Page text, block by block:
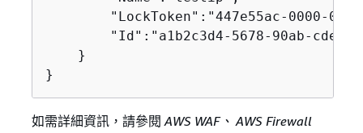
"LockToken":"447e55ac-0000-
"Id":"a1b2c3d4-5678-90ab-cdef-
    }
}
如需詳細資訊，請參閱 AWS WAF、 AWS Firewall